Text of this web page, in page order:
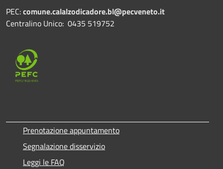
PEC:comune.calalzodicadore.bl@pecveneto.it
Centralino Unico: 0435 519752
Prenotazione appuntamento
Segnalazione disservizio
Leggi le FAQ